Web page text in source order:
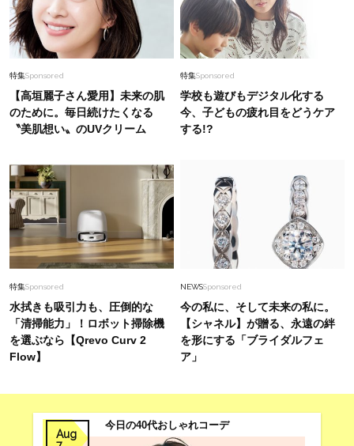
酷暑の夏こそ40代が使うべき【美容液・クリー
ム】「シワ・たるみケア」はこれ一つでOK！
40代の【ロゴT】どっちで行く？「キレイめ」
or「カジュアル」旅行やレジャーに！
女優・須藤理彩さん「夫を亡くし、心身不調に。
鬱だと思っていたら…」原因がわかり自責を卒業
Fashion 2026.5.18
【40代のお仕事コーデ】Allネイビーはトーンの
微差で魅せて脱・真面目顔に
特集Sponsored
【高垣麗子さん愛用】未来の肌
のために。毎日続けたくなる
〝美肌想い〟のUVクリーム
特集Sponsored
学校も遊びもデジタル化する
今、子どもの疲れ目をどうケア
する!?
特集Sponsored
水拭きも吸引力も、圧倒的な
「清掃能力」！ロボット掃除機
を選ぶなら【Qrevo Curv 2
Flow】
NEWSSponsored
今の私に、そして未来の私に。
【シャネル】が贈る、永遠の絆
を形にする「ブライダルフェ
ア」
Aug
今日の40代おしゃれコーデ